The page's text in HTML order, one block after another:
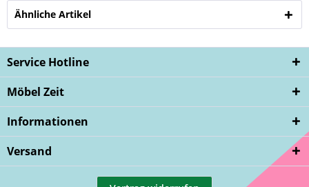
Ähnliche Artikel
Service Hotline
Möbel Zeit
Informationen
Versand